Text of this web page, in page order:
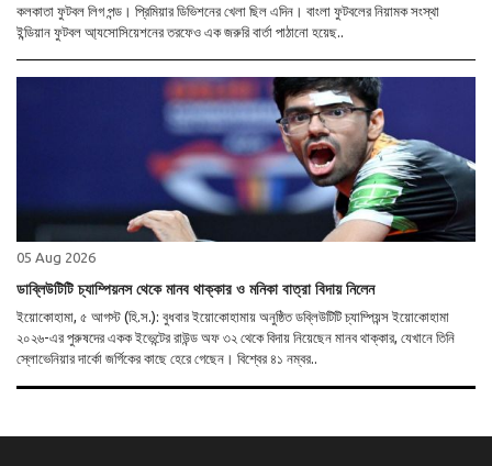
কলকাতা ফুটবল লিগ পন্ড। প্রিমিয়ার ডিভিশনের খেলা ছিল এদিন। বাংলা ফুটবলের নিয়ামক সংস্থা
ইন্ডিয়ান ফুটবল আ্যসোসিয়েশনের তরফেও এক জরুরি বার্তা পাঠানো হয়েছ..
05 Aug 2026
ডাব্লিউটিটি চ্যাম্পিয়নস থেকে মানব থাক্কার ও মনিকা বাত্রা বিদায় নিলেন
ইয়োকোহামা, ৫ আগস্ট (হি.স.): বুধবার ইয়োকোহামায় অনুষ্ঠিত ডব্লিউটিটি চ্যাম্পিয়ন্স ইয়োকোহামা
২০২৬-এর পুরুষদের একক ইভেন্টের রাউন্ড অফ ৩২ থেকে বিদায় নিয়েছেন মানব থাক্কার, যেখানে তিনি
স্লোভেনিয়ার দার্কো জর্গিকের কাছে হেরে গেছেন। বিশ্বের ৪১ নম্বর..